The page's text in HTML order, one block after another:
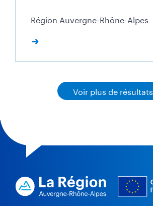
Région Auvergne-Rhône-Alpes
Voir plus de résultats